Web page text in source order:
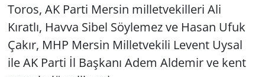
Toros, AK Parti Mersin milletvekilleri Ali
Kıratlı, Havva Sibel Söylemez ve Hasan Ufuk
Çakır, MHP Mersin Milletvekili Levent Uysal
ile AK Parti İl Başkanı Adem Aldemir ve kent